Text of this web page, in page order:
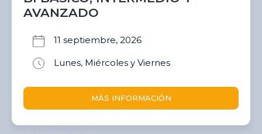
AVANZADO
11 septiembre, 2026
Lunes, Miércoles y Viernes
MÁS INFORMACIÓN